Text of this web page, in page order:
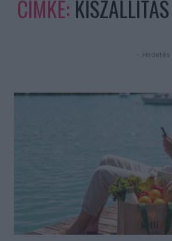
CÍMKE: KISZÁLLÍTÁS
- Hirdetés -